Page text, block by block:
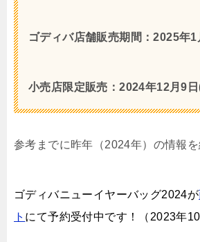
ゴディバ店舗販売期間：2025年1
小売店限定販売：2024年12月9日
参考までに昨年（2024年）の情報を
ゴディバニューイヤーバッグ2024が
ト にて予約受付中です！（2023年10